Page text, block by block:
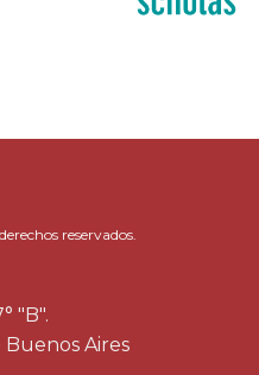
reservados.
"B".
Buenos Aires